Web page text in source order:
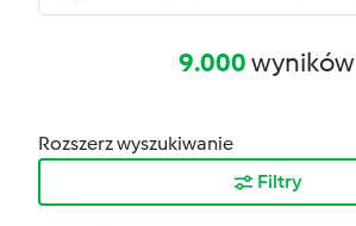
9.000wyników
Rozszerz wyszukiwanie
Filtry